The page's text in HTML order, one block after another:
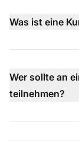
Was ist eine
Wer sollte an
teilnehmen?